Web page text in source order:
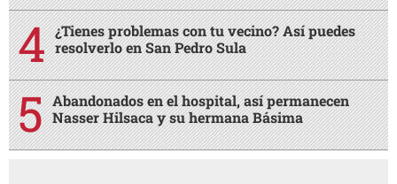
¿Tienes problemas con tu vecino? Así puedes
resolverlo en San Pedro Sula
Abandonados en el hospital, así permanecen
Nasser Hilsaca y su hermana Básima